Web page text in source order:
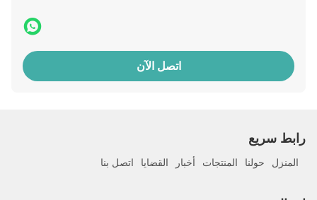
اتصل الآن
رابط سريع
المنزل حولنا المنتجات أخبار القضايا اتصل بنا